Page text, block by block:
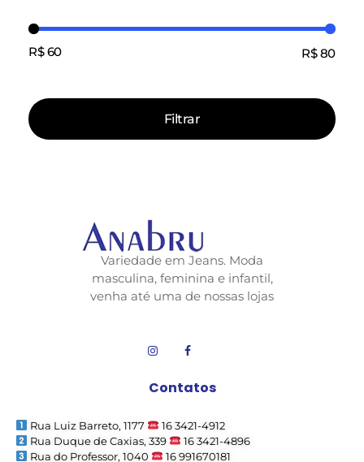
Filtrar
R$ 60 R$ 80
Variedade em Jeans. Moda
masculina, feminina e infantil,
venha até uma de nossas lojas
Contatos
Rua Luiz Barreto, 1177
16 3421-4912
Rua Duque de Caxias, 339
16 3421-4896
Rua do Professor, 1040
16 991670181